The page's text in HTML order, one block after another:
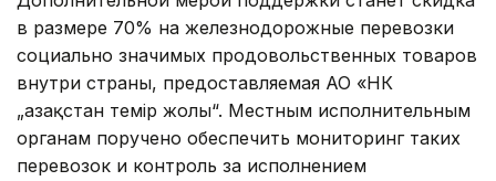
в размере 70% на железнодорожные перевозки
социально значимых продовольственных товаров
внутри страны, предоставляемая АО «НК
„Қазақстан темір жолы“. Местным исполнительным
органам поручено обеспечить мониторинг таких
перевозок и контроль за исполнением